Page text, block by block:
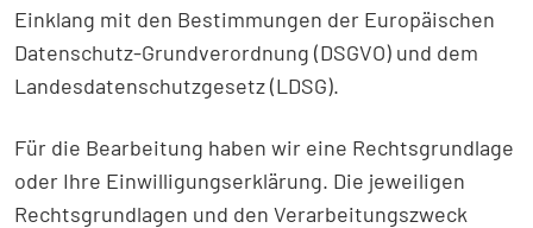
Einklang mit den Bestimmungen der Europäischen
Datenschutz-Grundverordnung (DSGVO) und dem
Landesdatenschutzgesetz (LDSG).
Für die Bearbeitung haben wir eine Rechtsgrundlage
oder Ihre Einwilligungserklärung. Die jeweiligen
Rechtsgrundlagen und den Verarbeitungszweck